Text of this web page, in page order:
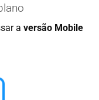
a versão Mobile